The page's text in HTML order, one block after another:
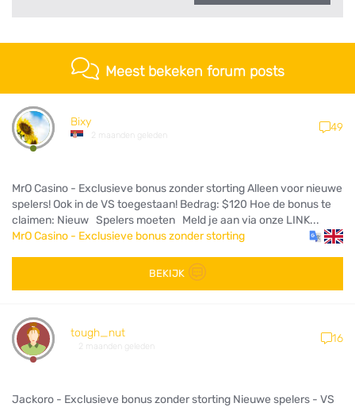
Meest bekeken forum posts
Bixy
2 maanden geleden
49
MrO Casino - Exclusieve bonus zonder storting Alleen voor nieuwe
spelers! Ook in de VS toegestaan! Bedrag: $120 Hoe de bonus te
claimen: Nieuw Spelers moeten Meld je aan via onze LINK...
MrO Casino - Exclusieve bonus zonder storting
BEKIJK
tough_nut
2 maanden geleden
16
Jackoro - Exclusieve bonus zonder storting Nieuwe spelers - VS